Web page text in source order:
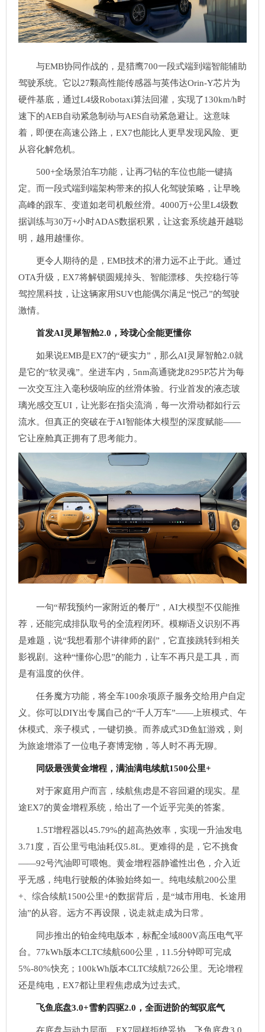
与EMB协同作战的，是猎鹰700一段式端到端智能辅助
驾驶系统。它以27颗高性能传感器与英伟达Orin-Y芯片为
硬件基底，通过L4级Robotaxi算法回灌，实现了130km/h时
速下的AEB自动紧急制动与AES自动紧急避让。这意味
着，即便在高速公路上，EX7也能比人更早发现风险、更
从容化解危机。
500+全场景泊车功能，让再刁钻的车位也能一键搞
定。而一段式端到端架构带来的拟人化驾驶策略，让早晚
高峰的跟车、变道如老司机般丝滑。4000万+公里L4级数
据训练与30万+小时ADAS数据积累，让这套系统越开越聪
明，越用越懂你。
更令人期待的是，EMB技术的潜力远不止于此。通过
OTA升级，EX7将解锁圆规掉头、智能漂移、失控稳行等
驾控黑科技，让这辆家用SUV也能偶尔满足“悦己”的驾驶
激情。
首发AI灵犀智舱2.0，玲珑心全能更懂你
如果说EMB是EX7的“硬实力”，那么AI灵犀智舱2.0就
是它的“软灵魂”。坐进车内，5nm高通骁龙8295P芯片为每
一次交互注入毫秒级响应的丝滑体验。行业首发的液态玻
璃光感交互UI，让光影在指尖流淌，每一次滑动都如行云
流水。但真正的突破在于AI智能体大模型的深度赋能——
它让座舱真正拥有了思考能力。
一句“帮我预约一家附近的餐厅”，AI大模型不仅能推
荐，还能完成排队取号的全流程闭环。模糊语义识别不再
是难题，说“我想看那个讲律师的剧”，它直接跳转到相关
影视剧。这种“懂你心思”的能力，让车不再只是工具，而
是有温度的伙伴。
任务魔方功能，将全车100余项原子服务交给用户自定
义。你可以DIY出专属自己的“千人万车”——上班模式、午
休模式、亲子模式，一键切换。而养成式3D鱼缸游戏，则
为旅途增添了一位电子赛博宠物，等人时不再无聊。
同级最强黄金增程，满油满电续航1500公里+
对于家庭用户而言，续航焦虑是不容回避的现实。星
途EX7的黄金增程系统，给出了一个近乎完美的答案。
1.5T增程器以45.79%的超高热效率，实现一升油发电
3.71度，百公里亏电油耗仅5.8L。更难得的是，它不挑食
——92号汽油即可喂饱。黄金增程器静谧性出色，介入近
乎无感，纯电行驶般的体验始终如一。纯电续航200公里
+、综合续航1500公里+的数据背后，是“城市用电、长途用
油”的从容。远方不再设限，说走就走成为日常。
同步推出的铂金纯电版本，标配全域800V高压电气平
台。77kWh版本CLTC续航600公里，11.5分钟即可完成
5%-80%快充；100kWh版本CLTC续航726公里。无论增程
还是纯电，EX7都让里程焦虑成为过去式。
飞鱼底盘3.0+雪豹四驱2.0，全面进阶的驾驭底气